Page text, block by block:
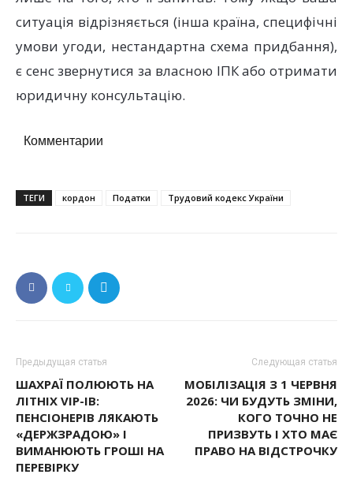
ситуація відрізняється (інша країна, специфічні
умови угоди, нестандартна схема придбання),
є сенс звернутися за власною ІПК або отримати
юридичну консультацію.
Комментарии
ТЕГИ кордон Податки Трудовий кодекс України
Предыдущая статья
ШАХРАЇ ПОЛЮЮТЬ НА
ЛІТНІХ VIP-ІВ:
ПЕНСІОНЕРІВ ЛЯКАЮТЬ
«ДЕРЖЗРАДОЮ» І
ВИМАНЮЮТЬ ГРОШІ НА
ПЕРЕВІРКУ
Следующая статья
МОБІЛІЗАЦІЯ З 1 ЧЕРВНЯ
2026: ЧИ БУДУТЬ ЗМІНИ,
КОГО ТОЧНО НЕ
ПРИЗВУТЬ І ХТО МАЄ
ПРАВО НА ВІДСТРОЧКУ